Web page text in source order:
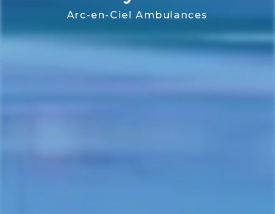
Arc-en-Ciel Ambulances